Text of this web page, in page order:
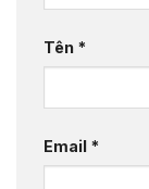
Tên *
Email *